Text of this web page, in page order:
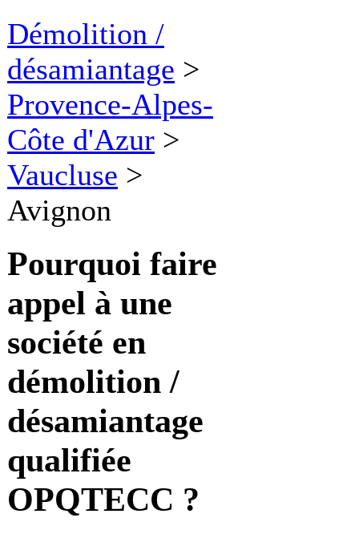
Démolition /
désamiantage >
Provence-Alpes-
Côte d'Azur >
Vaucluse >
Avignon
Pourquoi faire
appel à une
société en
démolition /
désamiantage
qualifiée
OPQTECC ?